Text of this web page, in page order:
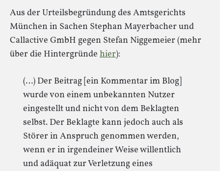
Aus der Urteilsbegründung des Amtsgerichts
München in Sachen Stephan Mayerbacher und
Callactive GmbH gegen Stefan Niggemeier (mehr
über die Hintergründe hier):
(…) Der Beitrag [ein Kommentar im Blog]
wurde von einem unbekannten Nutzer
eingestellt und nicht von dem Beklagten
selbst. Der Beklagte kann jedoch auch als
Störer in Anspruch genommen werden,
wenn er in irgendeiner Weise willentlich
und adäquat zur Verletzung eines